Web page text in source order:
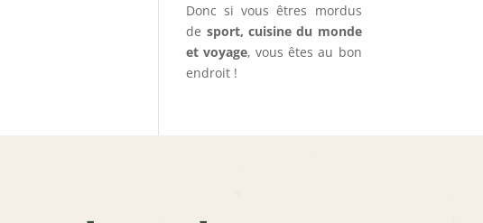
Donc si vous êtres mordus
de sport, cuisine du monde
et voyage, vous êtes au bon
endroit !